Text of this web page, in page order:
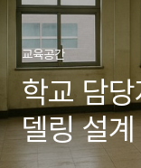
교육공간
학교 담
델링 설